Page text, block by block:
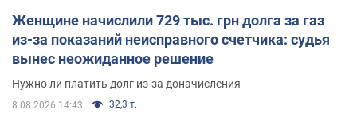
Женщине начислили 729 тыс. грн долга за газ
из-за показаний неисправного счетчика: судья
вынес неожиданное решение
Нужно ли платить долг из-за доначисления
8.08.2026 14:43 32,3 т.